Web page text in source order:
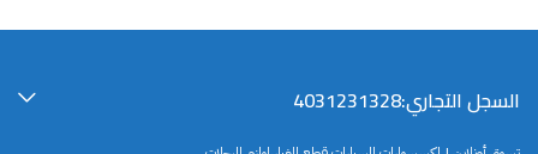
السجل التجاري:4031231328